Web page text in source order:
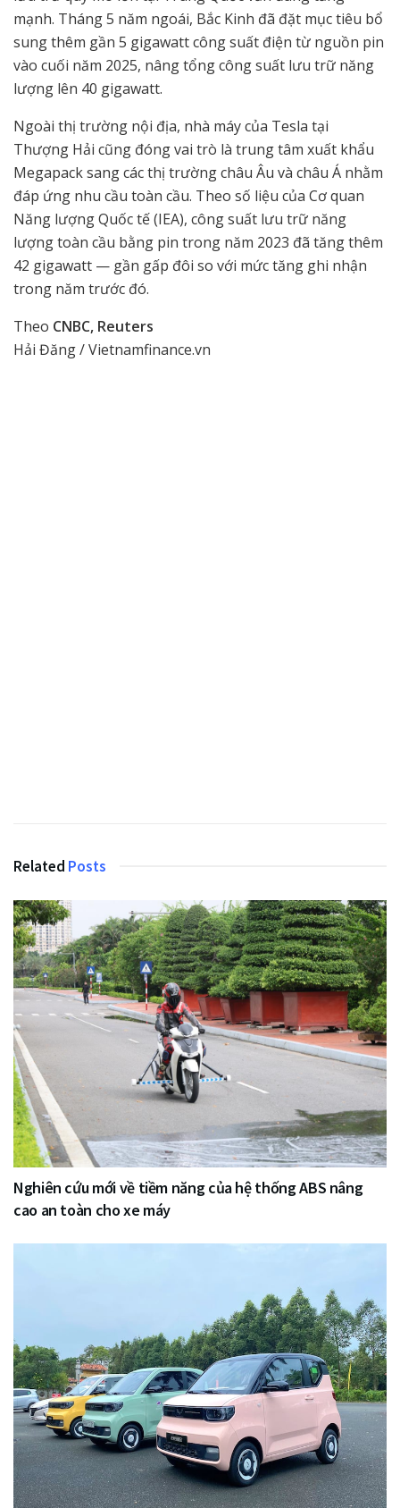
mạnh. Tháng 5 năm ngoái, Bắc Kinh đã đặt mục tiêu bổ
sung thêm gần 5 gigawatt công suất điện từ nguồn pin
vào cuối năm 2025, nâng tổng công suất lưu trữ năng
lượng lên 40 gigawatt.
Ngoài thị trường nội địa, nhà máy của Tesla tại
Thượng Hải cũng đóng vai trò là trung tâm xuất khẩu
Megapack sang các thị trường châu Âu và châu Á nhằm
đáp ứng nhu cầu toàn cầu. Theo số liệu của Cơ quan
Năng lượng Quốc tế (IEA), công suất lưu trữ năng
lượng toàn cầu bằng pin trong năm 2023 đã tăng thêm
42 gigawatt — gần gấp đôi so với mức tăng ghi nhận
trong năm trước đó.
Theo CNBC, Reuters
Hải Đăng / Vietnamfinance.vn
Related Posts
Nghiên cứu mới về tiềm năng của hệ thống ABS nâng
cao an toàn cho xe máy